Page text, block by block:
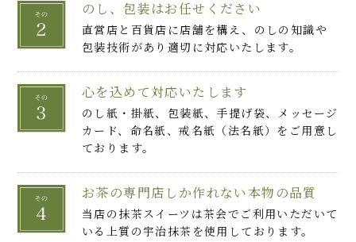
のし、包装はお任せください
直営店と百貨店に店舗を構え、のしの知識や
包装技術があり適切に対応いたします。
心を込めて対応いたします
のし紙・掛紙、包装紙、手提げ袋、メッセージ
カード、命名紙、戒名紙（法名紙）をご用意し
ております。
お茶の専門店しか作れない本物の品質
当店の抹茶スイーツは茶会でご利用いただいて
いる上質の宇治抹茶を使用しております。